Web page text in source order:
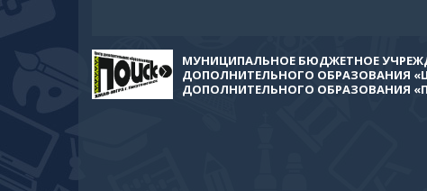
МУНИЦИПАЛЬНОЕ БЮДЖЕТНОЕ
ДОПОЛНИТЕЛЬНОГО ОБРАЗОВАНИЯ
ДОПОЛНИТЕЛЬНОГО ОБРАЗОВАНИЯ